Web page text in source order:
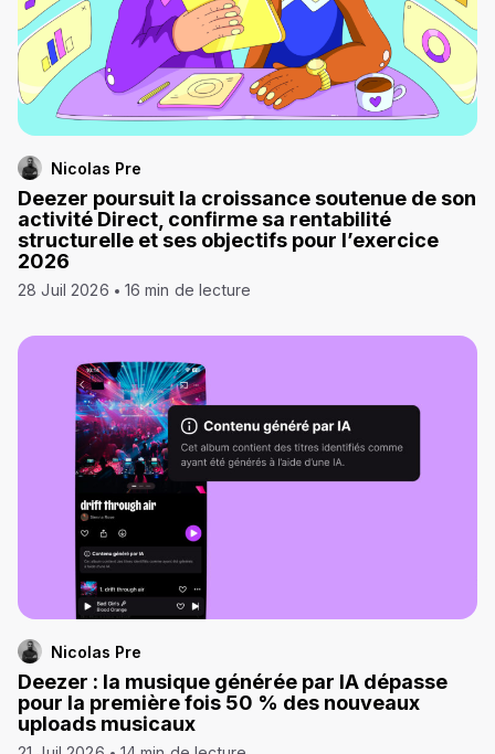
Nicolas Pre
Deezer poursuit la croissance soutenue de son
activité Direct, confirme sa rentabilité
structurelle et ses objectifs pour l’exercice
2026
28 Juil 2026 16 min de lecture
Nicolas Pre
Deezer : la musique générée par IA dépasse
pour la première fois 50 % des nouveaux
uploads musicaux